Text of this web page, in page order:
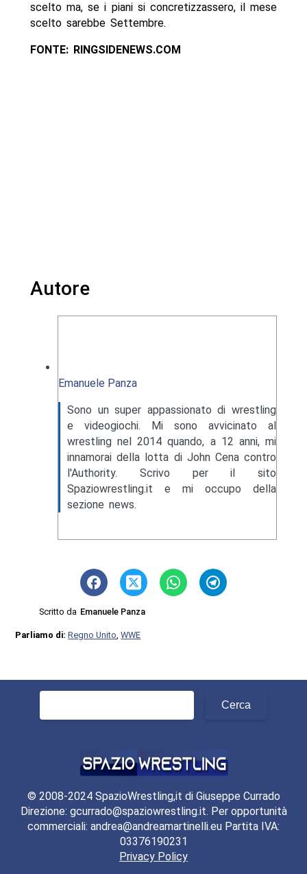
scelto ma, se i piani si concretizzassero, il mese
scelto sarebbe Settembre.
FONTE: RINGSIDENEWS.COM
Autore
Emanuele Panza
Sono un super appassionato di wrestling
e videogiochi. Mi sono avvicinato al
wrestling nel 2014 quando, a 12 anni, mi
innamorai della lotta di John Cena contro
l'Authority. Scrivo per il sito
Spaziowrestling.it e mi occupo della
sezione news.
Scritto da Emanuele Panza
Parliamo di:Regno Unito ,WWE
© 2008-2024 SpazioWrestling,it di Giuseppe Currado
Direzione: gcurrado@spaziowrestling.it. Per opportunità
commerciali: andrea@andreamartinelli.eu Partita IVA:
03376190231
Privacy Policy